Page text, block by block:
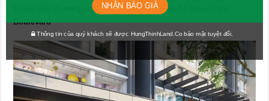
Trung tâm thương mại – Shophouse tại căn hộ Moonlight
Boulevard
Thông tin của quý khách sẽ được HungThinhLand.Co bảo mật tuyệt đối.
NHẬN BÁO GIÁ